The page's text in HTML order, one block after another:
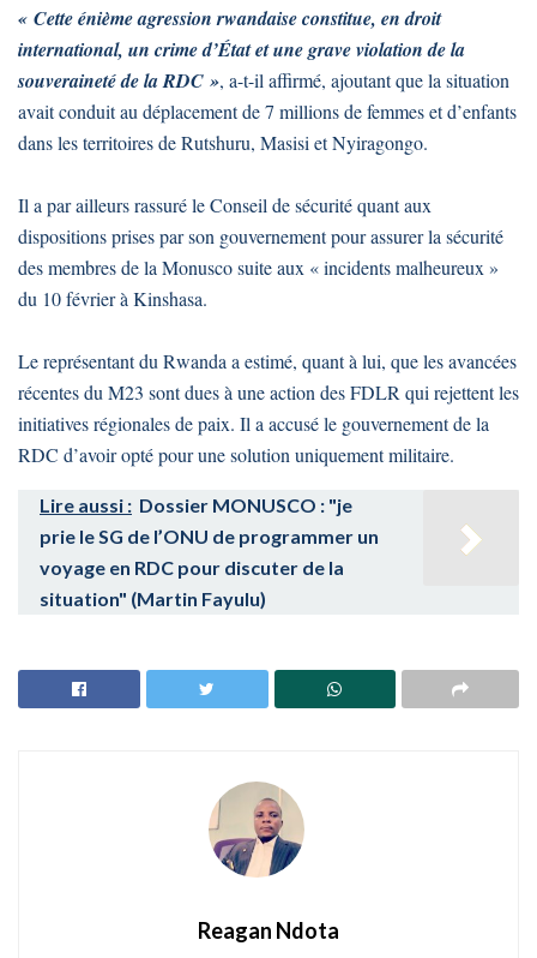
« Cette énième agression rwandaise constitue, en droit
international, un crime d’État et une grave violation de la
souveraineté de la RDC », a-t-il affirmé, ajoutant que la situation
avait conduit au déplacement de 7 millions de femmes et d’enfants
dans les territoires de Rutshuru, Masisi et Nyiragongo.
Il a par ailleurs rassuré le Conseil de sécurité quant aux
dispositions prises par son gouvernement pour assurer la sécurité
des membres de la Monusco suite aux « incidents malheureux »
du 10 février à Kinshasa.
Le représentant du Rwanda a estimé, quant à lui, que les avancées
récentes du M23 sont dues à une action des FDLR qui rejettent les
initiatives régionales de paix. Il a accusé le gouvernement de la
RDC d’avoir opté pour une solution uniquement militaire.
Lire aussi : Dossier MONUSCO : "je
prie le SG de l’ONU de programmer un
voyage en RDC pour discuter de la
situation" (Martin Fayulu)
Reagan Ndota